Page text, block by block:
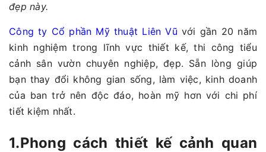
đẹp này.
Công ty Cổ phần Mỹ thuật Liên Vũ với gần 20 năm
kinh nghiệm trong lĩnh vực thiết kế, thi công tiểu
cảnh sân vườn chuyên nghiệp, đẹp. Sẵn lòng giúp
bạn thay đổi không gian sống, làm việc, kinh doanh
của ban trở nên độc đáo, hoàn mỹ hơn với chi phí
tiết kiệm nhất.
1.Phong cách thiết kế cảnh quan